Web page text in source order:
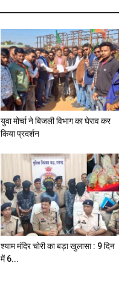
युवा मोर्चा ने बिजली विभाग का घेराव कर
किया प्रदर्शन
श्याम मंदिर चोरी का बड़ा खुलासा : 9 दिन
में 6...